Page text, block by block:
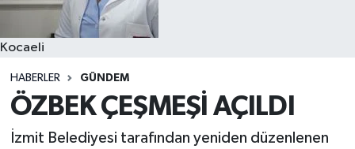
Kocaeli
HABERLER GÜNDEM
ÖZBEK ÇEŞMEŞİ AÇILDI
İzmit Belediyesi tarafından yeniden düzenlenen